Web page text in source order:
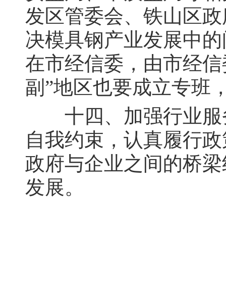
发区管委会、铁山区
决模具钢产业发展中
在市经信委，由市经
副”地区也要成立专班
十四、加强行业服
自我约束，认真履行
政府与企业之间的桥
发展。